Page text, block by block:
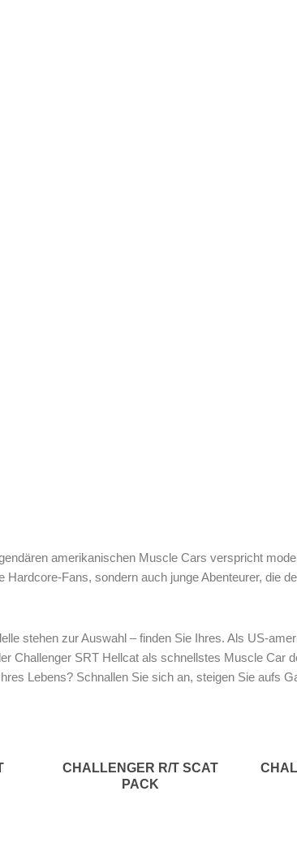
amerikanischen Muscle Cars verspricht
Hardcore-Fans, sondern auch junge Abenteurer, die
stehen zur Auswahl – finden Sie Ihres. Als US-
Challenger SRT Hellcat als schnellstes Muscle Car
Lebens? Schnallen Sie sich an, steigen Sie aufs
CHALLENGER R/T SCAT
PACK